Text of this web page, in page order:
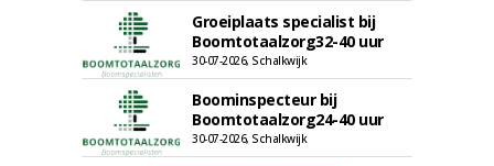
Groeiplaats specialist bij
Boomtotaalzorg32-40 uur
30-07-2026, Schalkwijk
Boominspecteur bij
Boomtotaalzorg24-40 uur
30-07-2026, Schalkwijk